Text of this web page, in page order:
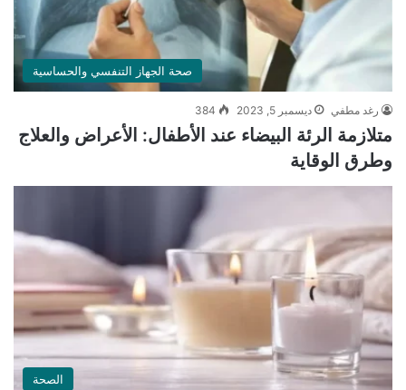
صحة الجهاز التنفسي والحساسية
رغد مطفي ديسمبر 5, 2023 384
متلازمة الرئة البيضاء عند الأطفال: الأعراض والعلاج
وطرق الوقاية
الصحة